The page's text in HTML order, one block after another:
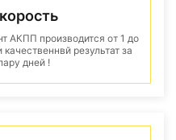
АКПП производится от 1 до
результат за
дней !